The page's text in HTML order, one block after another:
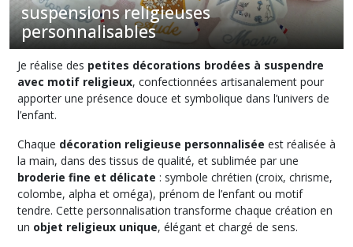
suspensions religieuses
personnalisables
Je réalise des petites décorations brodées à suspendre
avec motif religieux, confectionnées artisanalement pour
apporter une présence douce et symbolique dans l’univers de
l’enfant.
Chaque décoration religieuse personnalisée est réalisée à
la main, dans des tissus de qualité, et sublimée par une
broderie fine et délicate : symbole chrétien (croix, chrisme,
colombe, alpha et oméga), prénom de l’enfant ou motif
tendre. Cette personnalisation transforme chaque création en
un objet religieux unique, élégant et chargé de sens.